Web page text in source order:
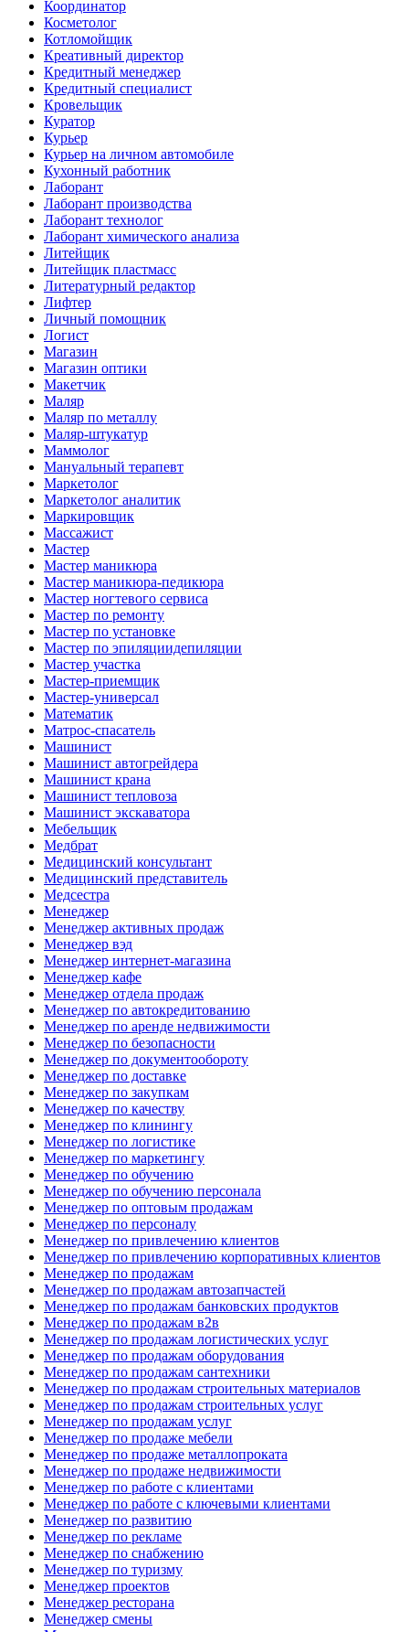
Координатор
Косметолог
Котломойщик
Креативный директор
Кредитный менеджер
Кредитный специалист
Кровельщик
Куратор
Курьер
Курьер на личном автомобиле
Кухонный работник
Лаборант
Лаборант производства
Лаборант технолог
Лаборант химического анализа
Литейщик
Литейщик пластмасс
Литературный редактор
Лифтер
Личный помощник
Логист
Магазин
Магазин оптики
Макетчик
Маляр
Маляр по металлу
Маляр-штукатур
Маммолог
Мануальный терапевт
Маркетолог
Маркетолог аналитик
Маркировщик
Массажист
Мастер
Мастер маникюра
Мастер маникюра-педикюра
Мастер ногтевого сервиса
Мастер по ремонту
Мастер по установке
Мастер по эпиляциидепиляции
Мастер участка
Мастер-приемщик
Мастер-универсал
Математик
Матрос-спасатель
Машинист
Машинист автогрейдера
Машинист крана
Машинист тепловоза
Машинист экскаватора
Мебельщик
Медбрат
Медицинский консультант
Медицинский представитель
Медсестра
Менеджер
Менеджер активных продаж
Менеджер вэд
Менеджер интернет-магазина
Менеджер кафе
Менеджер отдела продаж
Менеджер по автокредитованию
Менеджер по аренде недвижимости
Менеджер по безопасности
Менеджер по документообороту
Менеджер по доставке
Менеджер по закупкам
Менеджер по качеству
Менеджер по клинингу
Менеджер по логистике
Менеджер по маркетингу
Менеджер по обучению
Менеджер по обучению персонала
Менеджер по оптовым продажам
Менеджер по персоналу
Менеджер по привлечению клиентов
Менеджер по привлечению корпоративных клиентов
Менеджер по продажам
Менеджер по продажам автозапчастей
Менеджер по продажам банковских продуктов
Менеджер по продажам в2в
Менеджер по продажам логистических услуг
Менеджер по продажам оборудования
Менеджер по продажам сантехники
Менеджер по продажам строительных материалов
Менеджер по продажам строительных услуг
Менеджер по продажам услуг
Менеджер по продаже мебели
Менеджер по продаже металлопроката
Менеджер по продаже недвижимости
Менеджер по работе с клиентами
Менеджер по работе с ключевыми клиентами
Менеджер по развитию
Менеджер по рекламе
Менеджер по снабжению
Менеджер по туризму
Менеджер проектов
Менеджер ресторана
Менеджер смены